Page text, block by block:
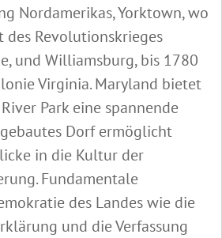
Nordamerikas, Yorktown, wo
Revolutionskrieges
und Williamsburg, bis 1780
Virginia. Maryland bietet
Park eine spannende
Dorf ermöglicht
in die Kultur der
Fundamentale
des Landes wie die
und die Verfassung